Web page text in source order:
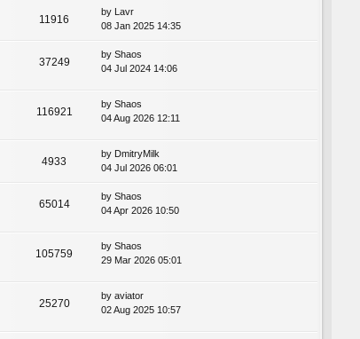
11916
by Lavr
08 Jan 2025 14:35
37249
by Shaos
04 Jul 2024 14:06
116921
by Shaos
04 Aug 2026 12:11
4933
by DmitryMilk
04 Jul 2026 06:01
65014
by Shaos
04 Apr 2026 10:50
105759
by Shaos
29 Mar 2026 05:01
25270
by aviator
02 Aug 2025 10:57